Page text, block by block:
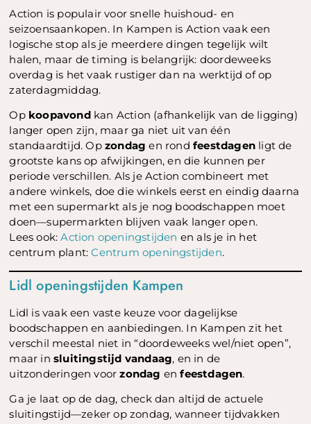
Action is populair voor snelle huishoud- en
seizoensaankopen. In Kampen is Action vaak een
logische stop als je meerdere dingen tegelijk wilt
halen, maar de timing is belangrijk: doordeweeks
overdag is het vaak rustiger dan na werktijd of op
zaterdagmiddag.
Op koopavondkan Action (afhankelijk van de ligging)
langer open zijn, maar ga niet uit van één
standaardtijd. Opzondag en rondfeestdagen ligt de
grootste kans op afwijkingen, en die kunnen per
periode verschillen. Als je Action combineert met
andere winkels, doe die winkels eerst en eindig daarna
met een supermarkt als je nog boodschappen moet
doen—supermarkten blijven vaak langer open.
Lees ook:Action openingstijden en als je in het
centrum plant:Centrum openingstijden.
Lidl openingstijden Kampen
Lidl is vaak een vaste keuze voor dagelijkse
boodschappen en aanbiedingen. In Kampen zit het
verschil meestal niet in “doordeweeks wel/niet open”,
maar insluitingstijd vandaag, en in de
uitzonderingen voorzondag enfeestdagen.
Ga je laat op de dag, check dan altijd de actuele
sluitingstijd—zeker op zondag, wanneer tijdvakken